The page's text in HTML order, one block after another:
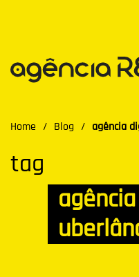
Home / Blog / agência
tag